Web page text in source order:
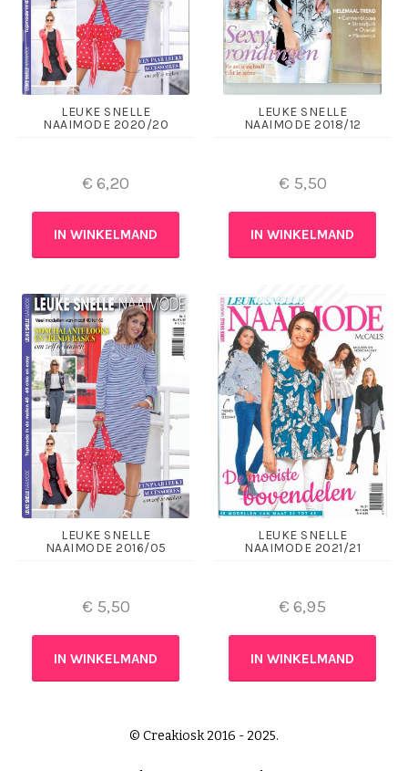
LEUKE SNELLE
NAAIMODE 2020/20
€ 6,20
IN WINKELMAND
LEUKE SNELLE
NAAIMODE 2018/12
€ 5,50
IN WINKELMAND
LEUKE SNELLE
NAAIMODE 2016/05
€ 5,50
IN WINKELMAND
LEUKE SNELLE
NAAIMODE 2021/21
€ 6,95
IN WINKELMAND
© Creakiosk 2016 - 2025.